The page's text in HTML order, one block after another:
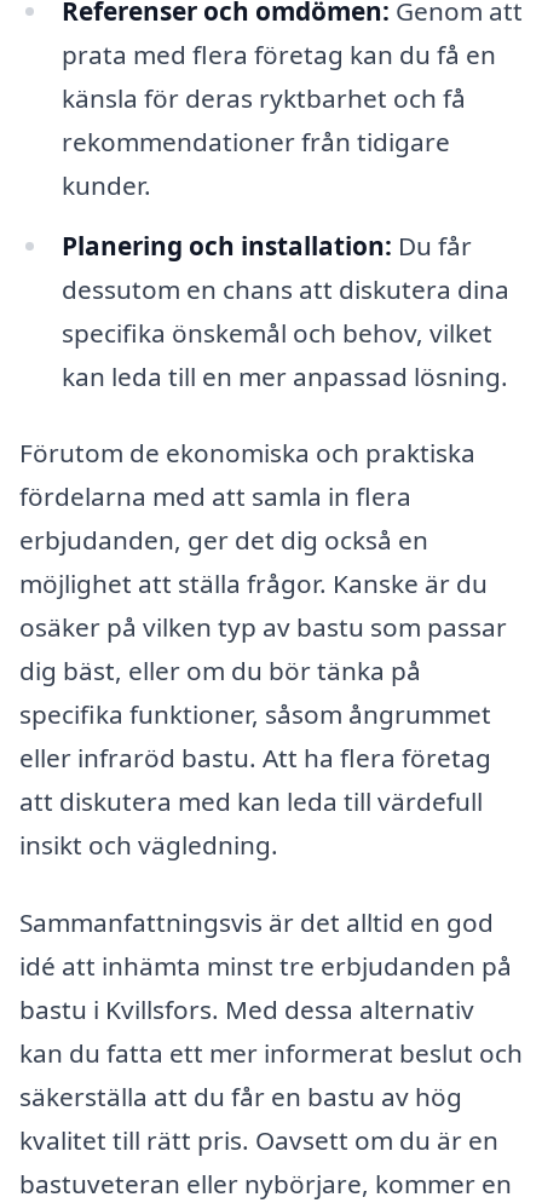
Referenser och omdömen: Genom att
prata med flera företag kan du få en
känsla för deras ryktbarhet och få
rekommendationer från tidigare
kunder.
Planering och installation: Du får
dessutom en chans att diskutera dina
specifika önskemål och behov, vilket
kan leda till en mer anpassad lösning.
Förutom de ekonomiska och praktiska
fördelarna med att samla in flera
erbjudanden, ger det dig också en
möjlighet att ställa frågor. Kanske är du
osäker på vilken typ av bastu som passar
dig bäst, eller om du bör tänka på
specifika funktioner, såsom ångrummet
eller infraröd bastu. Att ha flera företag
att diskutera med kan leda till värdefull
insikt och vägledning.
Sammanfattningsvis är det alltid en god
idé att inhämta minst tre erbjudanden på
bastu i Kvillsfors. Med dessa alternativ
kan du fatta ett mer informerat beslut och
säkerställa att du får en bastu av hög
kvalitet till rätt pris. Oavsett om du är en
bastuveteran eller nybörjare, kommer en